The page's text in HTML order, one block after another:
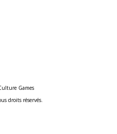
Games
droits réservés.